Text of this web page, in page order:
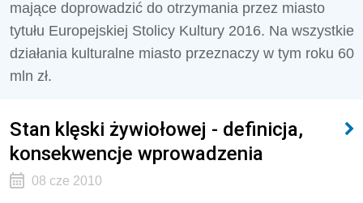
mające doprowadzić do otrzymania przez miasto
tytułu Europejskiej Stolicy Kultury 2016. Na wszystkie
działania kulturalne miasto przeznaczy w tym roku 60
mln zł.
Stan klęski żywiołowej - definicja,
konsekwencje wprowadzenia
08 cze 2010